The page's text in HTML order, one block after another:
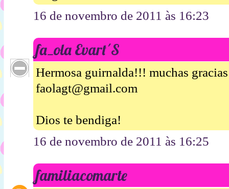
16 de novembro de 2011 às 16:23
fa_ola Evart´S
Hermosa guirnalda!!! muchas
faolagt@gmail.com
Dios te bendiga!
16 de novembro de 2011 às 16:25
familiacomarte